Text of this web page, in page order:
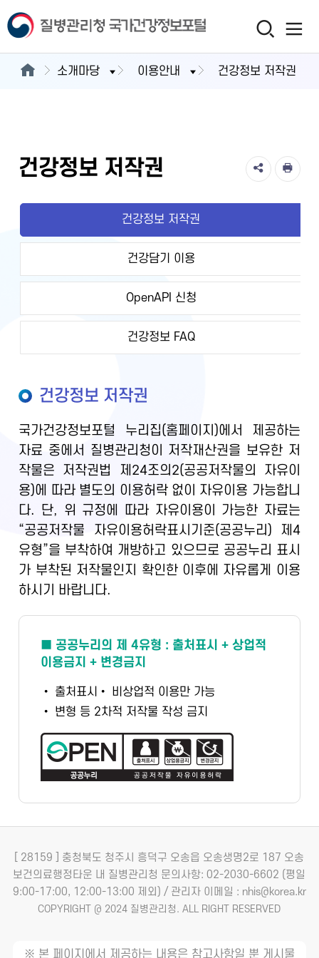
소개마당 이용안내 건강정보 저작권
건강정보 저작권
건강정보 저작권
건강담기 이용
OpenAPI 신청
건강정보 FAQ
건강정보 저작권
국가건강정보포털 누리집(홈페이지)에서 제공하는
자료 중에서 질병관리청이 저작재산권을 보유한 저
작물은 저작권법 제24조의2(공공저작물의 자유이
용)에 따라 별도의 이용허락 없이 자유이용 가능합니
다. 단, 위 규정에 따라 자유이용이 가능한 자료는
“공공저작물 자유이용허락표시기준(공공누리) 제4
유형”을 부착하여 개방하고 있으므로 공공누리 표시
가 부착된 저작물인지 확인한 이후에 자유롭게 이용
하시기 바랍니다.
■ 공공누리의 제 4유형 : 출처표시 + 상업적
이용금지 + 변경금지
• 출처표시 • 비상업적 이용만 가능
• 변형 등 2차적 저작물 작성 금지
[ 28159 ] 충청북도 청주시 흥덕구 오송읍 오송생명2로 187 오송
보건의료행정타운 내 질병관리청 문의사항: 02-2030-6602 (평일
9:00-17:00, 12:00-13:00 제외) / 관리자 이메일 : nhis@korea.kr
COPYRIGHT @ 2024 질병관리청. ALL RIGHT RESERVED
※ 본 페이지에서 제공하는 내용은 참고사항일 뿐 게시물